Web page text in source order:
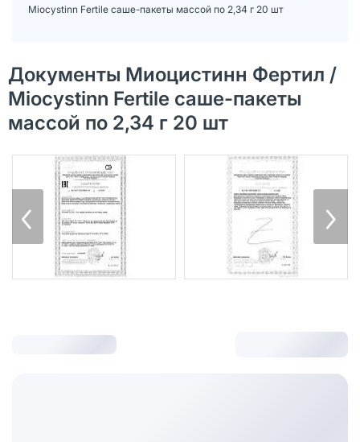
Miocystinn Fertile саше-пакеты массой по 2,34 г 20 шт
Документы Миоцистинн Фертил /
Miocystinn Fertile саше-пакеты
массой по 2,34 г 20 шт